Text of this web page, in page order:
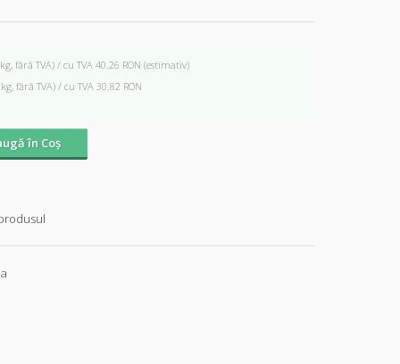
fără TVA) / cu TVA 40.26 RON (estimativ)
fără TVA) / cu TVA 30.82 RON
în Coş